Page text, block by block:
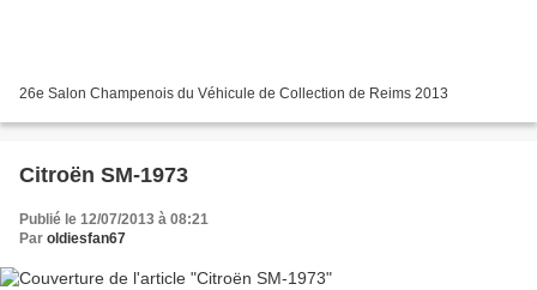
26e Salon Champenois du Véhicule de Collection de Reims 2013
Citroën SM-1973
Publié le 12/07/2013 à 08:21
Par oldiesfan67